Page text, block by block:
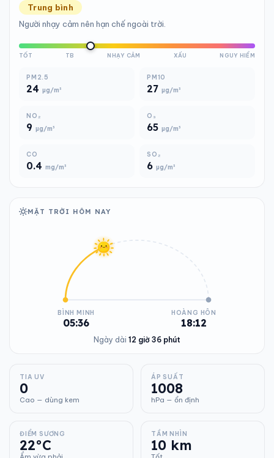
Trung bình
Người nhạy cảm nên hạn chế ngoài trời.
TỐT TB NHẠY CẢM XẤU NGUY HIỂM
PM2.5
24 µg/m³
PM10
27 µg/m³
NO₂
9 µg/m³
O₃
65 µg/m³
CO
0.4 mg/m³
SO₂
6 µg/m³
MẶT TRỜI HÔM NAY
BÌNH MINH
05:36
HOÀNG HÔN
18:12
Ngày dài 12 giờ 36 phút
TIA UV
0
Cao — dùng kem
ÁP SUẤT
1008
hPa — ổn định
ĐIỂM SƯƠNG
22°C
TẦM NHÌN
10 km